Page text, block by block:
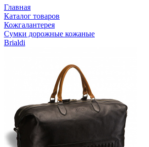
Главная
Каталог товаров
Кожгалантерея
Сумки дорожные кожаные
Brialdi